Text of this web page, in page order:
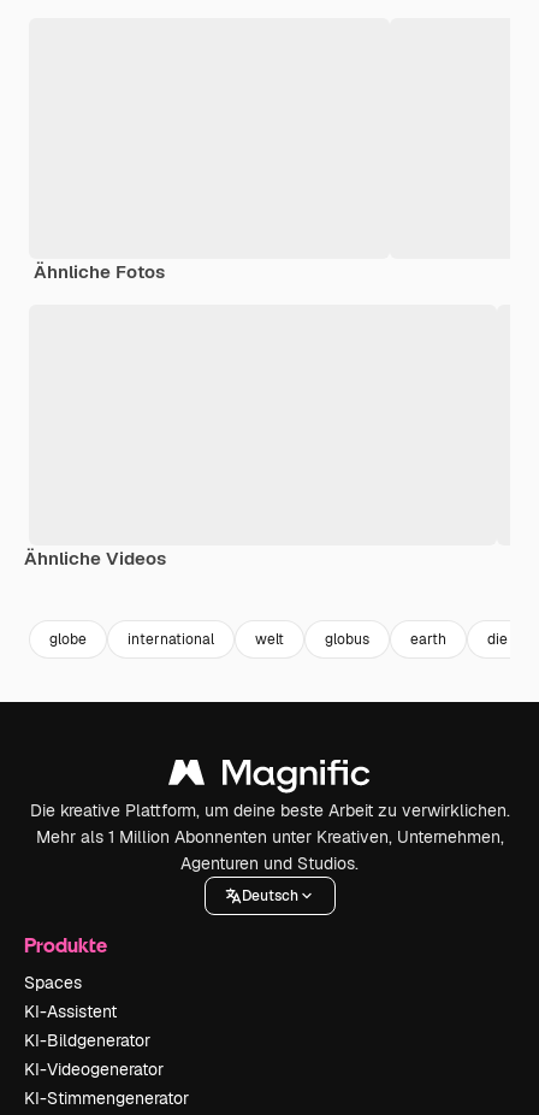
Ähnliche Fotos
Ähnliche Videos
globe international welt globus earth die
Die kreative Plattform, um deine beste Arbeit zu verwirklichen.
Mehr als 1 Million Abonnenten unter Kreativen, Unternehmen,
Agenturen und Studios.
Deutsch
Produkte
Spaces
KI-Assistent
KI-Bildgenerator
KI-Videogenerator
KI-Stimmengenerator